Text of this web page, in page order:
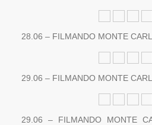
28.06 – FILMANDO MONTE
29.06 – FILMANDO MONTE
29.06 – FILMANDO MONTE